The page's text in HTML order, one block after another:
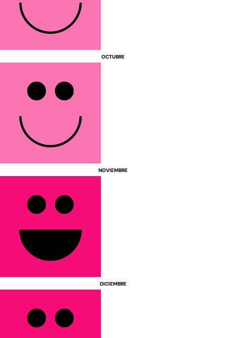
India
Indonesia
Japón
Tailandia
OCTUBRE
NOVIEMBRE
DICIEMBRE